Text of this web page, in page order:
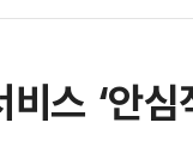
스 ‘안심